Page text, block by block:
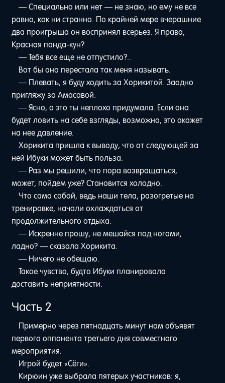
— Специально или нет — не знаю, но ему не все
равно, как ни странно. По крайней мере вчерашние
два проигрыша он воспринял всерьез. Я права,
Красная панда-кун?
— Тебя все еще не отпустило?..
Вот бы она перестала так меня называть.
— Плевать, я буду ходить за Хорикитой. Заодно
пригляжу за Амасавой.
— Ясно, а это ты неплохо придумала. Если она
будет ловить на себе взгляды, возможно, это окажет
на нее давление.
Хорикита пришла к выводу, что от следующей за
ней Ибуки может быть польза.
— Раз мы решили, что пора возвращаться,
может, пойдем уже? Становится холодно.
Что само собой, ведь наши тела, разогретые на
тренировке, начали охлаждаться от
продолжительного отдыха.
— Искренне прошу, не мешайся под ногами,
ладно? — сказала Хорикита.
— Ничего не обещаю.
Такое чувство, будто Ибуки планировала
доставить неприятности.
Часть 2
Примерно через пятнадцать минут нам объявят
первого оппонента третьего дня совместного
мероприятия.
Игрой будет «Сёги».
Кирюин уже выбрала пятерых участников: я,